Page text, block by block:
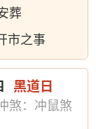
葬
市之事
黑道日
煞：冲鼠煞